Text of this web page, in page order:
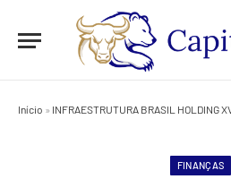
Início » INFRAESTRUTURA BRASIL HOLDING XVII:
FINANÇAS